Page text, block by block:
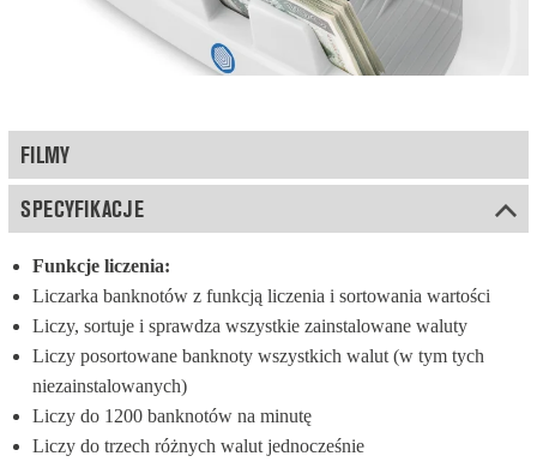
FILMY
SPECYFIKACJE
Funkcje liczenia:
Liczarka banknotów z funkcją liczenia i sortowania wartości
Liczy, sortuje i sprawdza wszystkie zainstalowane waluty
Liczy posortowane banknoty wszystkich walut (w tym tych
niezainstalowanych)
Liczy do 1200 banknotów na minutę
Liczy do trzech różnych walut jednocześnie